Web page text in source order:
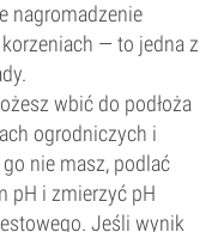
nagromadzenie
— to jedna z
wbić do podłoża
ogrodniczych i
nie masz, podlać
pH i zmierzyć pH
Jeśli wynik